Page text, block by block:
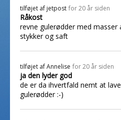
tilføjet af jetpost for 20 år siden
Råkost
revne gulerødder med masser
stykker og saft
tilføjet afAnnelise for 20 år siden
ja den lyder god
de er da ihvertfald nemt at
gulerødder :-)